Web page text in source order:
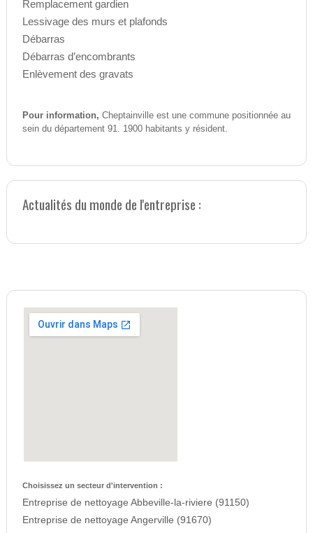
Remplacement gardien
Lessivage des murs et plafonds
Débarras
Débarras d’encombrants
Enlèvement des gravats
Pour information, Cheptainville est une commune positionnée au
sein du département 91. 1900 habitants y résident.
Actualités du monde de l'entreprise :
Choisissez un secteur d'intervention :
Entreprise de nettoyage Abbeville-la-riviere (91150)
Entreprise de nettoyage Angerville (91670)